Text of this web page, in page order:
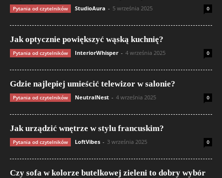
Pytania od czytelników StudioAura - 5 września 2025 0
Jak optycznie powiększyć wąską kuchnię?
Pytania od czytelników InteriorWhisper - 4 września 2025 0
Gdzie najlepiej umieścić telewizor w salonie?
Pytania od czytelników NeutralNest - 4 września 2025 0
Jak urządzić wnętrze w stylu francuskim?
Pytania od czytelników LoftVibes - 3 września 2025 0
Czy sofa w kolorze butelkowej zieleni to dobry wybór